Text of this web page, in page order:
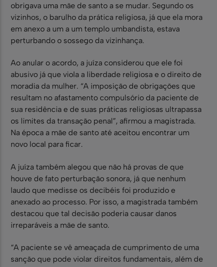
obrigava uma mãe de santo a se mudar. Segundo os
vizinhos, o barulho da prática religiosa, já que ela mora
em anexo a um a um templo umbandista, estava
perturbando o sossego da vizinhança.
Ao anular o acordo, a juíza considerou que ele foi
abusivo já que viola a liberdade religiosa e o direito de
moradia da mulher. “A imposição de obrigações que
resultam no afastamento compulsório da paciente de
sua residência e de suas práticas religiosas ultrapassa
os limites da transação penal”, afirmou a magistrada.
Na época a mãe de santo até aceitou encontrar um
novo local para ficar.
A juíza também alegou que não há provas de que
houve de fato perturbação sonora, já que nenhum
laudo que medisse os decibéis foi produzido e
anexado ao processo. Por isso, a magistrada também
destacou que tal decisão poderia causar danos
irreparáveis a mãe de santo.
“A paciente se vê ameaçada de cumprimento de uma
sanção que pode violar direitos fundamentais, além de